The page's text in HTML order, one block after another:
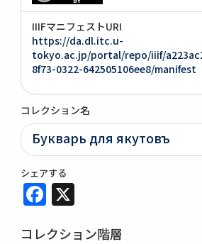
IIIFマニフェストURI
https://da.dl.itc.u-
tokyo.ac.jp/portal/repo/iiif/
8f73-0322-642505106ee8/manifest
コレクション名
Букварь для якутовъ
シェアする
Facebook
コレクション階層